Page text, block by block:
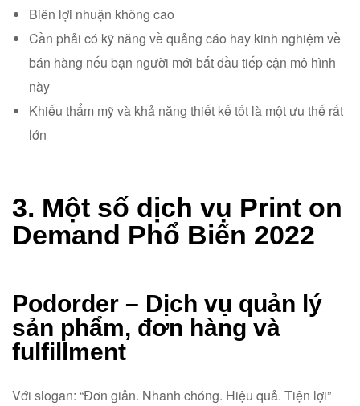
Biên lợi nhuận không cao
Cần phải có kỹ năng về quảng cáo hay kinh nghiệm về
bán hàng nếu bạn người mới bắt đầu tiếp cận mô hình
này
Khiếu thẩm mỹ và khả năng thiết kế tốt là một ưu thế rất
lớn
3. Một số dịch vụ Print on
Demand Phổ Biến 2022
Podorder – Dịch vụ quản lý
sản phẩm, đơn hàng và
fulfillment
Với slogan: “Đơn giản. Nhanh chóng. Hiệu quả. Tiện lợi”